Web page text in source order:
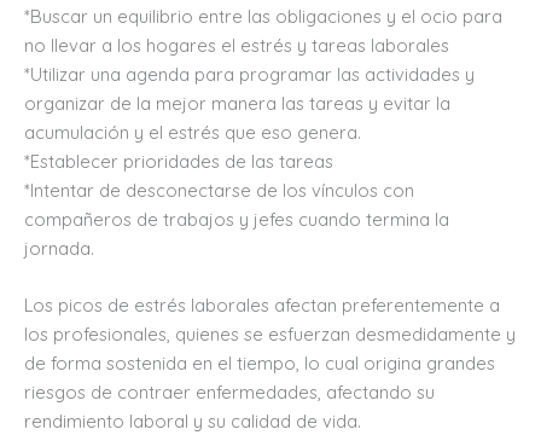
*Buscar un equilibrio entre las obligaciones y el ocio para
no llevar a los hogares el estrés y tareas laborales
*Utilizar una agenda para programar las actividades y
organizar de la mejor manera las tareas y evitar la
acumulación y el estrés que eso genera.
*Establecer prioridades de las tareas
*Intentar de desconectarse de los vínculos con
compañeros de trabajos y jefes cuando termina la
jornada.
Los picos de estrés laborales afectan preferentemente a
los profesionales, quienes se esfuerzan desmedidamente y
de forma sostenida en el tiempo, lo cual origina grandes
riesgos de contraer enfermedades, afectando su
rendimiento laboral y su calidad de vida.